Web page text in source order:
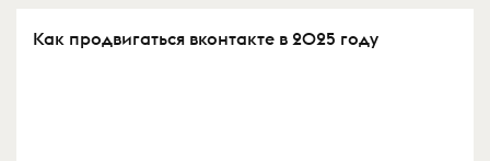
Как продвигаться вконтакте в 2025 году